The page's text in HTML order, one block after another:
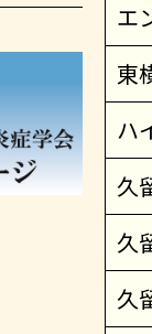
エ
東
ハ
久
久
久